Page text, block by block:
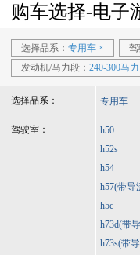
购车选择-电子
选择品系： 专用车 × 驾
发动机/马力段： 240-300马力
选择品系： 专用车
驾驶室： h50
h52s
h54
h57(带导
h5c
h73d(带
h73s(带